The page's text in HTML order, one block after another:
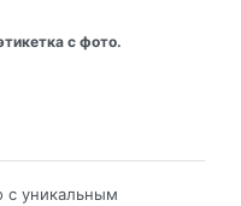
с фото.
с уникальным